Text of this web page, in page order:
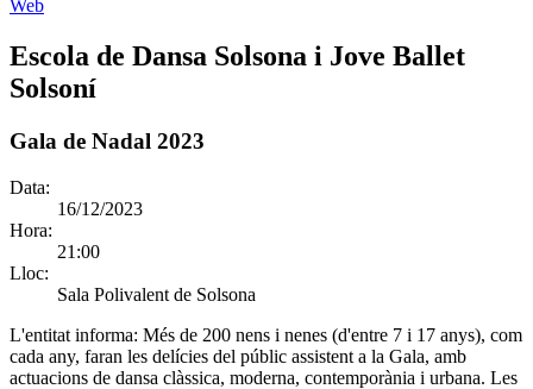
Web
Escola de Dansa Solsona i Jove Ballet
Solsoní
Gala de Nadal 2023
Data:
16/12/2023
Hora:
21:00
Lloc:
Sala Polivalent de Solsona
L'entitat informa: Més de 200 nens i nenes (d'entre 7 i 17 anys), com
cada any, faran les delícies del públic assistent a la Gala, amb
actuacions de dansa clàssica, moderna, contemporània i urbana. Les